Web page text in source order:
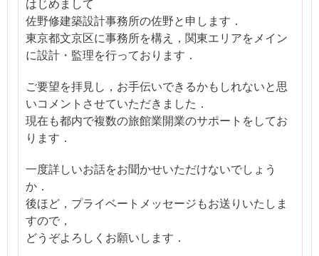
佐野修建築設計事務所の佐野と申します．
東京都文京区に事務所を構え，関東エリアをメイン
に設計・監理を行っております．
ご要望を拝見し，お手伝いできるかもしれないと思
いコメントさせていただきました．
現在も都内で複数の旅館業開業のサポートをしてお
ります．
一度詳しいお話をお聞かせいただけないでしょう
か．
後ほど，プライベートメッセージもお送りいたしま
すので，
どうぞよろしくお願いします．